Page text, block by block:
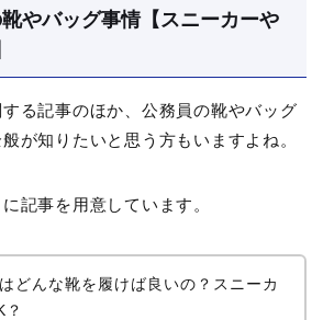
やバッグ事情【スニーカーや
る記事のほか、公務員の靴やバッグ
が知りたいと思う方もいますよね。
記事を用意しています。
どんな靴を履けば良いの？スニーカ
？